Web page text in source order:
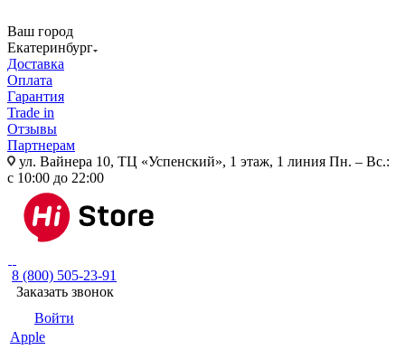
Ваш город
Екатеринбург
Доставка
Оплата
Гарантия
Trade in
Отзывы
Партнерам
ул. Вайнера 10, ТЦ «Успенский», 1 этаж, 1 линия Пн. – Вс.:
с 10:00 до 22:00
8 (800) 505-23-91
Заказать звонок
Войти
Apple